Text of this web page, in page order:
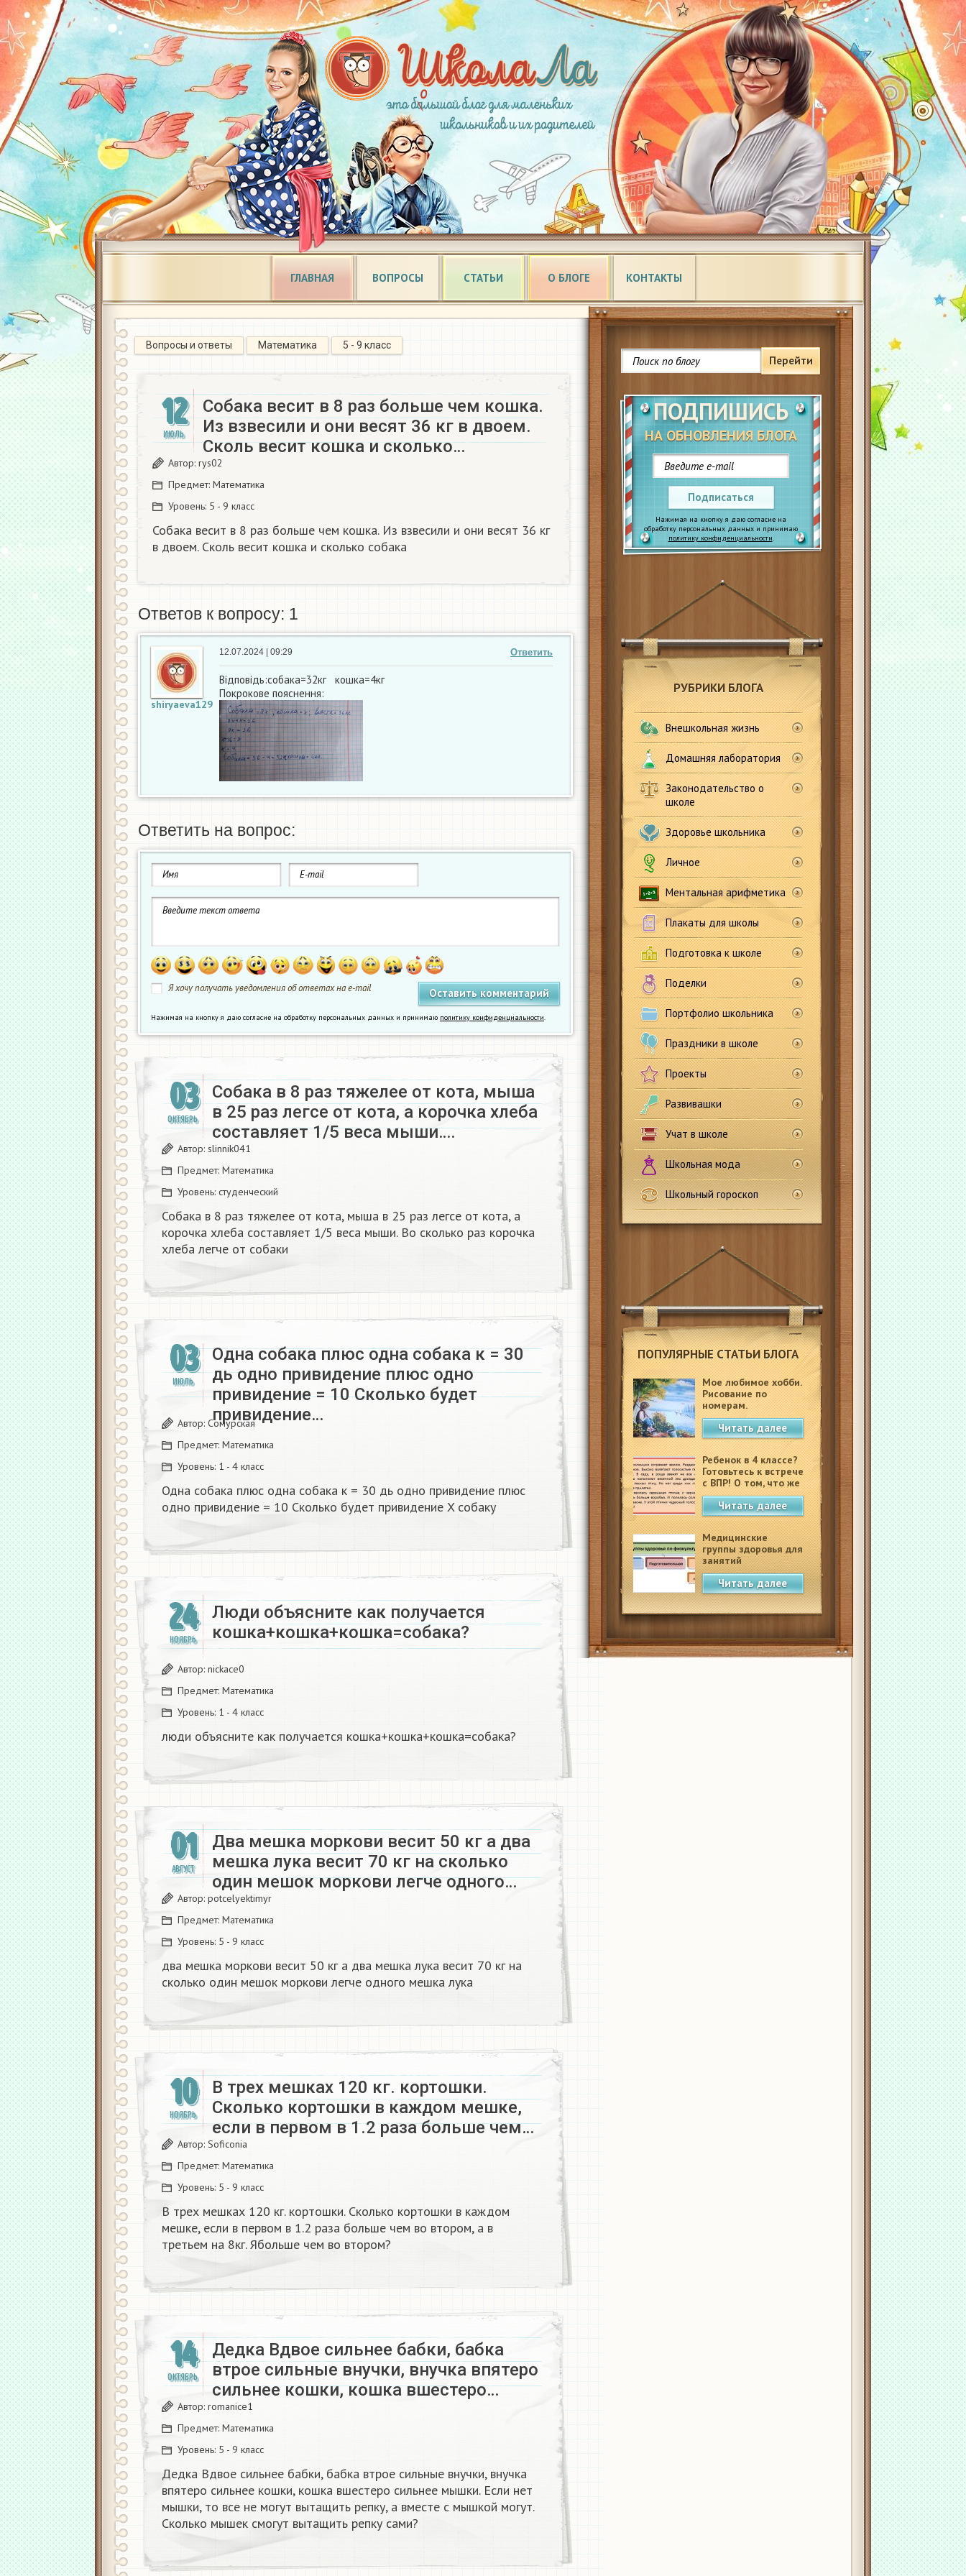
ГЛАВНАЯ ВОПРОСЫ СТАТЬИ О БЛОГЕ КОНТАКТЫ
Перейти
ПОДПИШИСЬ
НА ОБНОВЛЕНИЯ БЛОГА
Подписаться
Нажимая на кнопку я даю согласие на
обработку персональных данных и принимаю
политику конфиденциальности.
РУБРИКИ БЛОГА
Внешкольная жизнь
Домашняя лаборатория
Законодательство о
школе
Здоровье школьника
Личное
Ментальная арифметика
Плакаты для школы
Подготовка к школе
Поделки
Портфолио школьника
Праздники в школе
Проекты
Развивашки
Учат в школе
Школьная мода
Школьный гороскоп
ПОПУЛЯРНЫЕ СТАТЬИ БЛОГА
Мое любимое хобби.
Рисование по
номерам.
Читать далее
Ребенок в 4 классе?
Готовьтесь к встрече
с ВПР! О том, что же
это такое.
Читать далее
Медицинские
группы здоровья для
занятий
физкультурой в
школеЧитать далее
Вопросы и ответы Математика 5 - 9 класс
12
ИЮЛЬ
Собака весит в 8 раз больше чем кошка.
Из взвесили и они весят 36 кг в двоем.
Сколь весит кошка и сколько…
Автор: rys02
Предмет: Математика
Уровень: 5 - 9 класс
Собака весит в 8 раз больше чем кошка. Из взвесили и они весят 36 кг
в двоем. Сколь весит кошка и сколько собака
Ответов к вопросу: 1
shiryaeva129
Ответить
12.07.2024 | 09:29
Відповідь:собака=32кг кошка=4кг
Покрокове пояснення:
Ответить на вопрос:
Я хочу получать уведомления об ответах на e-mail
Нажимая на кнопку я даю согласие на обработку персональных данных и принимаю политику конфиденциальности
03
ОКТЯБРЬ
Собака в 8 раз тяжелее от кота, мыша
в 25 раз легсе от кота, а корочка хлеба
составляет 1/5 веса мыши….
Автор: slinnik041
Предмет: Математика
Уровень: студенческий
Собака в 8 раз тяжелее от кота, мыша в 25 раз легсе от кота, а
корочка хлеба составляет 1/5 веса мыши. Во сколько раз корочка
хлеба легче от собаки
03
ИЮЛЬ
Одна собака плюс одна собака к = 30
дь одно привидение плюс одно
привидение = 10 Сколько будет
привидение…
Автор: Сомурская
Предмет: Математика
Уровень: 1 - 4 класс
Одна собака плюс одна собака к = 30 дь одно привидение плюс
одно привидение = 10 Сколько будет привидение X собаку
24
НОЯБРЬ
Люди объясните как получается
кошка+кошка+кошка=собака?
Автор: nickace0
Предмет: Математика
Уровень: 1 - 4 класс
люди объясните как получается кошка+кошка+кошка=собака?
01
АВГУСТ
Два мешка моркови весит 50 кг а два
мешка лука весит 70 кг на сколько
один мешок моркови легче одного…
Автор: potcelyektimyr
Предмет: Математика
Уровень: 5 - 9 класс
два мешка моркови весит 50 кг а два мешка лука весит 70 кг на
сколько один мешок моркови легче одного мешка лука
10
НОЯБРЬ
В трех мешках 120 кг. кортошки.
Сколько кортошки в каждом мешке,
если в первом в 1.2 раза больше чем…
Автор: Soficonia
Предмет: Математика
Уровень: 5 - 9 класс
В трех мешках 120 кг. кортошки. Сколько кортошки в каждом
мешке, если в первом в 1.2 раза больше чем во втором, а в
третьем на 8кг. Ябольше чем во втором?
14
ОКТЯБРЬ
Дедка Вдвое сильнее бабки, бабка
втрое сильные внучки, внучка впятеро
сильнее кошки, кошка вшестеро…
Автор: romanice1
Предмет: Математика
Уровень: 5 - 9 класс
Дедка Вдвое сильнее бабки, бабка втрое сильные внучки, внучка
впятеро сильнее кошки, кошка вшестеро сильнее мышки. Если нет
мышки, то все не могут вытащить репку, а вместе с мышкой могут.
Сколько мышек смогут вытащить репку сами?